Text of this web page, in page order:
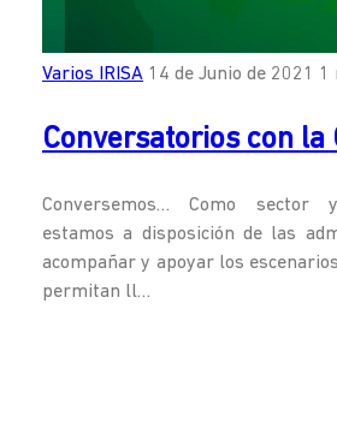
Varios IRISA 14 de Junio de 2021 1
Conversatorios con la
Conversemos… Como sector
estamos a disposición de las
acompañar y apoyar los
permitan ll…